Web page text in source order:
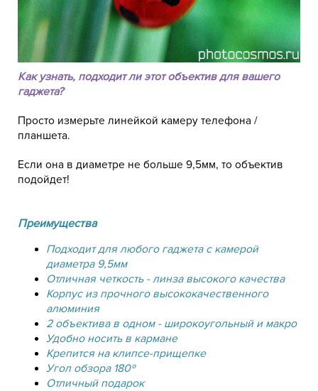
Как узнать, подходит ли этот объектив для вашего
гаджета?
Просто измерьте линейкой камеру телефона /
планшета.
Если она в диаметре не больше 9,5мм, то объектив
подойдет!
Преимущества
Подходит для любого гаджета с камерой
диаметра 9,5мм
Отличная четкость - линза высокого качества
Корпус из прочного высококачественного
алюминия
2 объектива в одном - широкоугольный и макро
Удобно носить в кармане
Крепится на клипсе-прищепке
Угол обзора 180º
Отличный подарок